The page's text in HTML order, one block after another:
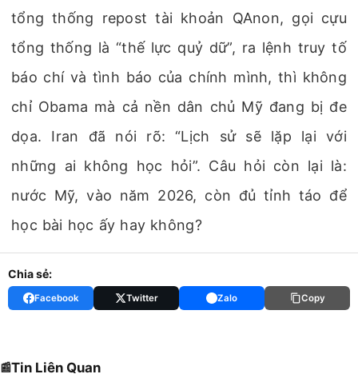
tổng thống repost tài khoản QAnon, gọi cựu
tổng thống là “thế lực quỷ dữ”, ra lệnh truy tố
báo chí và tình báo của chính mình, thì không
chỉ Obama mà cả nền dân chủ Mỹ đang bị đe
dọa. Iran đã nói rõ: “Lịch sử sẽ lặp lại với
những ai không học hỏi”. Câu hỏi còn lại là:
nước Mỹ, vào năm 2026, còn đủ tỉnh táo để
học bài học ấy hay không?
Chia sẻ:
Facebook Twitter Zalo Copy
Tin Liên Quan